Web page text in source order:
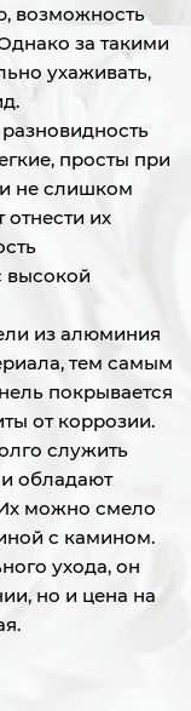
возможность
за такими
ухаживать,
просты при
не слишком
их
высокой
из алюминия
тем самым
покрывается
от коррозии.
служить
обладают
можно смело
с камином.
ухода, он
но и цена на